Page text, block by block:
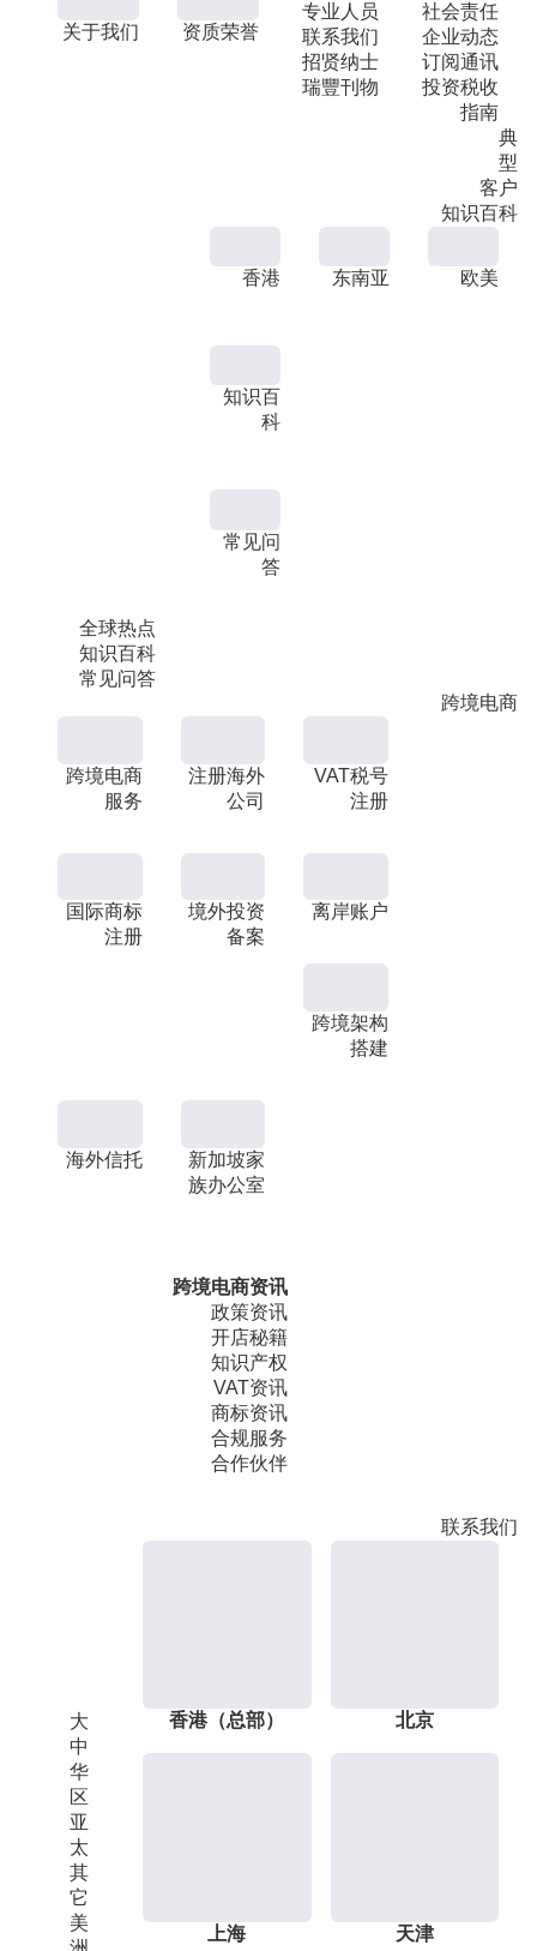
关于我们 资质荣誉
专业人员
联系我们
招贤纳士
瑞豐刊物
社会责任
企业动态
订阅通讯
投资税收
指南
典
型
客户
知识百科
全球热点
知识百科
常见问答
香港 东南亚 欧美
知识百
科
常见问
答
跨境电商
跨境电商
服务
注册海外
公司
VAT税号
注册
国际商标
注册
境外投资
备案
离岸账户
跨境架构
搭建
海外信托
新加坡家
族办公室
跨境电商资讯
政策资讯
开店秘籍
知识产权
VAT资讯
商标资讯
合规服务
合作伙伴
联系我们
大
中
华
区
亚
太
其
它
美
香港（总部） 北京
上海 天津